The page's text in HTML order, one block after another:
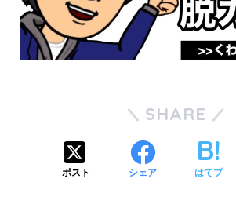
SHARE
ポスト シェア はてブ